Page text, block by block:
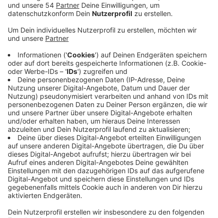
Das Impfen für Kinder und Jugendliche ab 12 Jahren
geht heute in Mönchengladbach weiter. Ab 14 Uhr
steht am Impfzentrum im Nordpark eine Kinderärztin
mit bereit. Aus organisatorischen Gründen haben sich
die Impftermine für die Jugendlichen geändert. Der
Donnerstagtermin entfällt - stattdessen können sich
die 12 bis 15jährigen jetzt auch sonntags am Nordpark
impfen lassen. Ebenfalls zwischen 14 und 20 Uhr.Eine
Übersicht und noch mehr Informationen gibt es auch
hier.Die Impfung erfolgt nach ausführlicher
medizinischer Beratung und Aufklärung der
Jugendlichen und ihrer Erziehungsberechtigten. Für die
Impfung der Jugendlichen unter 16 Jahren müssen die
Erziehungsberechtigten außerdem ihre Einwilligung
geben. Im Impfzentrum gibt es eine extra Impfstraße
für die Jugendlichen und dort impfen ausschließlich